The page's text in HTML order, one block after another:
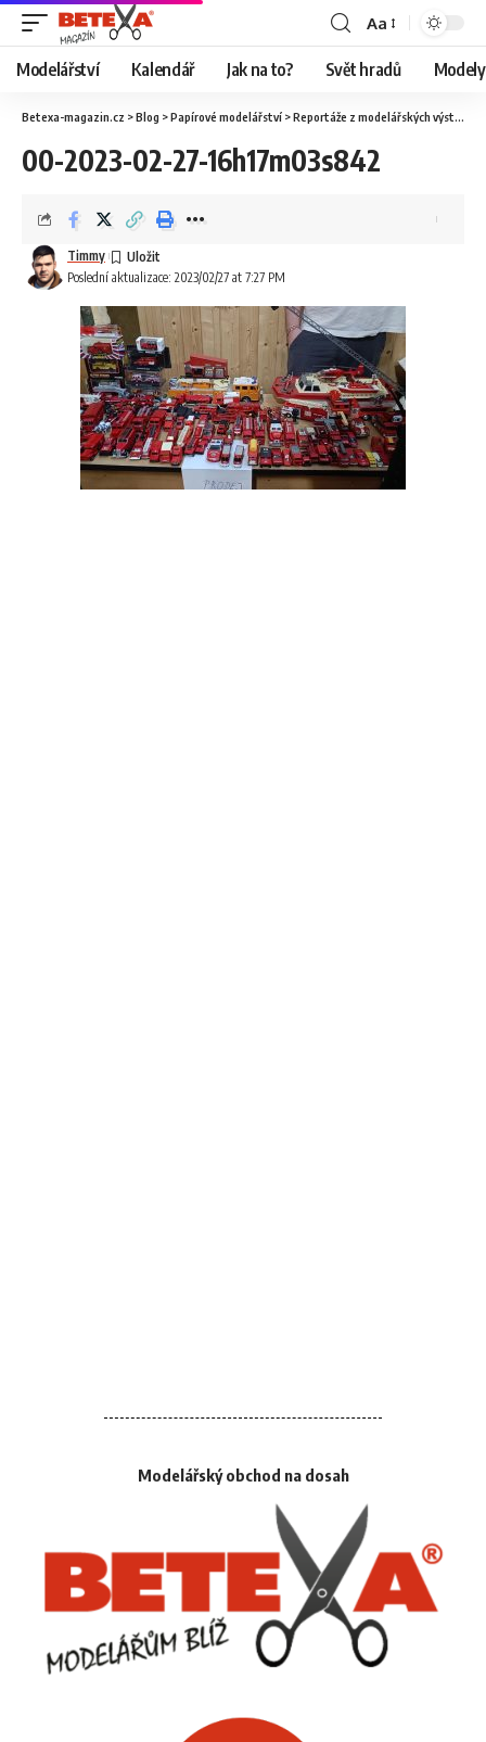
Aa
Modelářství Kalendář Jak na to? Svět hradů
Betexa-magazin.cz >Blog >Papírové modelářství >Reportáže z modelářských výstav
00-2023-02-27-16h17m03s842
Poslední aktualizace: 2023/02/27 at 7:27 PM
Timmy
Modelářský obchod na dosah